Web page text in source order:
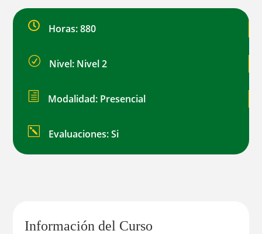
 Horas: 880
R Nivel: Nivel 2
h Modalidad: Presencial
k Evaluaciones: Si
Información del Curso